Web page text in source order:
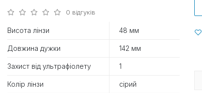
0 відгуків
Висота лінзи 48 мм
Довжина дужки 142 мм
Захист від ультрафіолету 1
Колір лінзи сірий